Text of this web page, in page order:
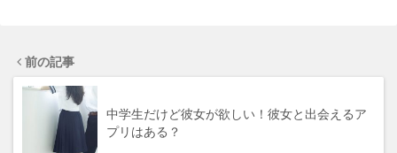
前の記事
中学生だけど彼女が欲しい！彼女と出会えるア
プリはある？